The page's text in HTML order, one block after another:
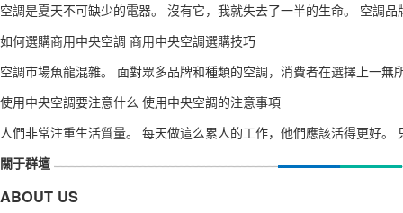
空調是夏天不可缺少的電器。 沒有它，我就失去了一半的生命。 空調
如何選購商用中央空調 商用中央空調選購技巧
空調市場魚龍混雜。 面對眾多品牌和種類的空調，消費者在選擇上一
使用中央空調要注意什么 使用中央空調的注意事項
人們非常注重生活質量。 每天做這么累人的工作，他們應該活得更好
關于群壇
ABOUT US